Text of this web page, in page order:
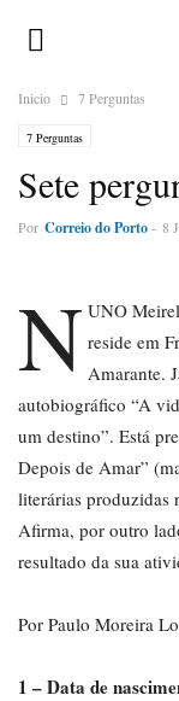
Inicio 7 Perguntas
7 Perguntas
Sete
Por Correio do Porto- 8
N UNO
reside em
Amarante.
autobiográfico “A
um destino”. Está
Depois de Amar”
literárias produzidas
Afirma, por outro
resultado da sua
Por Paulo Moreira
1 – Data de